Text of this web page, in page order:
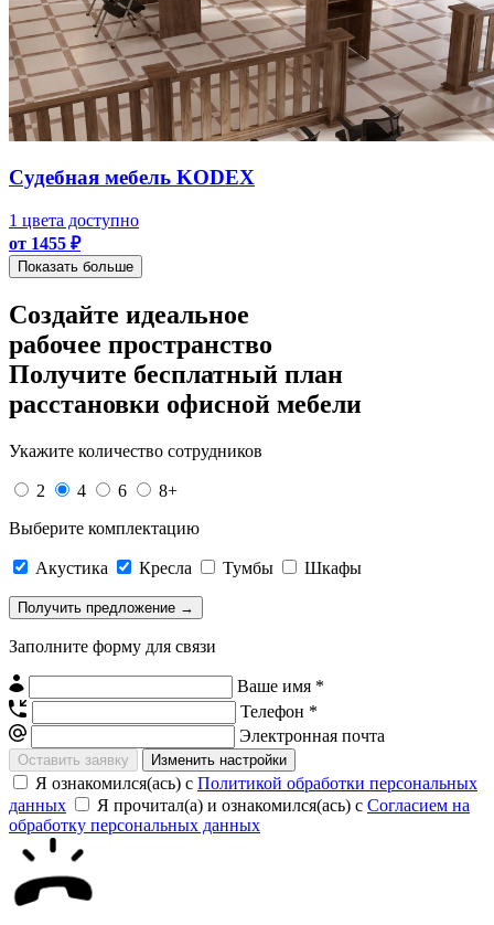
Судебная мебель KODEX
1 цвета доступно
от 1455 ₽
Показать больше
Создайте идеальное
рабочее пространство
Получите бесплатный план
расстановки офисной мебели
Укажите количество сотрудников
2 4 6
8+
Выберите комплектацию
Акустика Кресла Тумбы Шкафы
Заполните форму для связи
Ваше имя *
Телефон *
Электронная почта
Изменить настройки
Я ознакомился(ась) с Политикой обработки персональных
данных
Я прочитал(а) и ознакомился(ась) с Согласием на
обработку персональных данных